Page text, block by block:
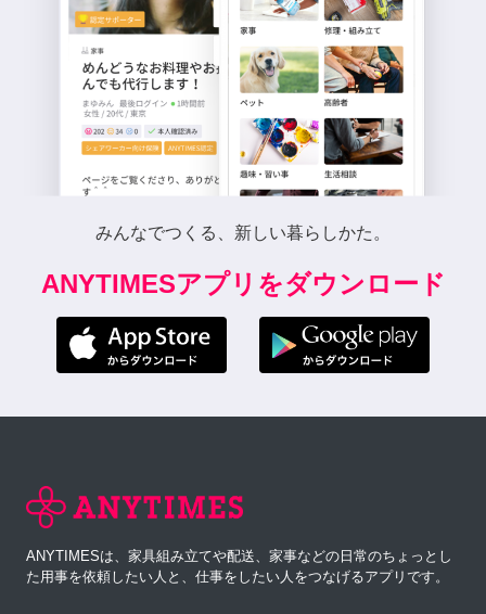
みんなでつくる、新しい暮らしかた。
ANYTIMESアプリをダウンロード
ANYTIMESは、家具組み立てや配送、家事などの日常のちょっとし
た用事を依頼したい人と、仕事をしたい人をつなげるアプリです。